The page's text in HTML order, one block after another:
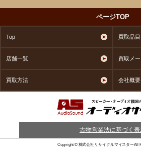
ページTOP
Top 買取品目
店舗一覧 買取メ
買取方法 会社概要
古物営業法に基づく
Copyright © 株式会社リサイクルマイスターAll